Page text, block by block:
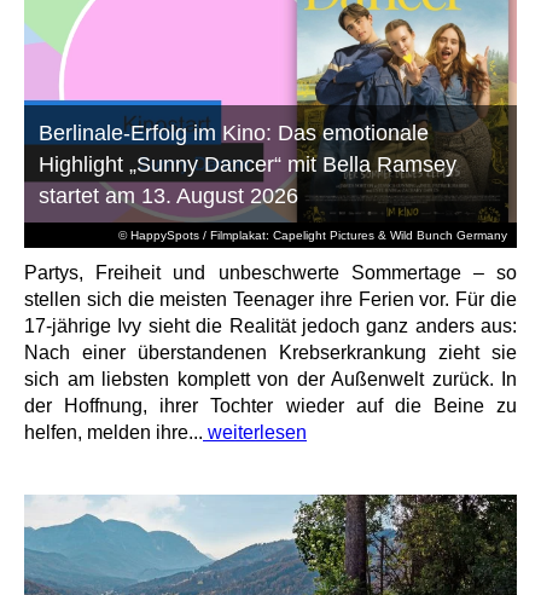
© HappySpots / Filmplakat: Capelight Pictures & Wild Bunch Germany
Berlinale-Erfolg im Kino: Das emotionale
Highlight „Sunny Dancer“ mit Bella Ramsey
startet am 13. August 2026
Partys, Freiheit und unbeschwerte Sommertage – so
stellen sich die meisten Teenager ihre Ferien vor. Für die
17-jährige Ivy sieht die Realität jedoch ganz anders aus:
Nach einer überstandenen Krebserkrankung zieht sie
sich am liebsten komplett von der Außenwelt zurück. In
der Hoffnung, ihrer Tochter wieder auf die Beine zu
helfen, melden ihre... weiterlesen